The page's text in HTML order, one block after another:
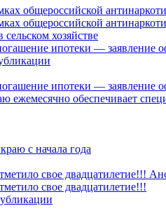
общероссийской
общероссийской
хозяйстве
ипотеки —
ипотеки — заявление
ежемесячно обеспечивает
с начала года
свое двадцатилетие!!!
свое двадцатилетие!!!